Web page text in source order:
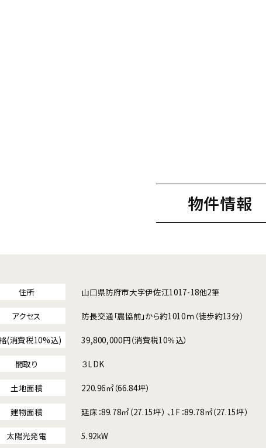
物件情報
住所 山口県防府市大字伊佐江1017-18他2筆
アクセス 防長交通「農協前」から約1010ｍ（徒歩約13分）
(消費税10%込) 39,800,000円（消費税10％込）
間取り ３LDK
土地面積 220.96㎡（66.84坪）
建物面積 延床：89.78㎡（27.15坪） 、1F：89.78㎡（27.15坪）
太陽光発電 5.92kW